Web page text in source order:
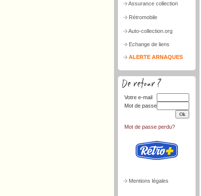
Assurance collection
Rétromobile
Auto-collection.org
Echange de liens
ALERTE ARNAQUES
Votre e-mail
Mot de passe
Mot de passe perdu?
Mentions légales